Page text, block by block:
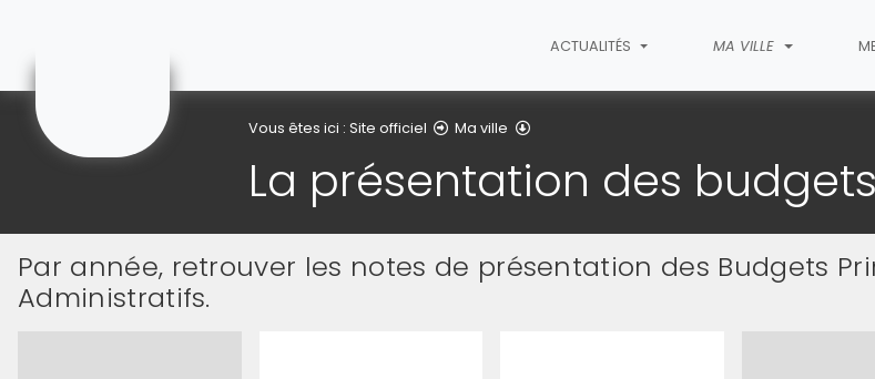
ACTUALITÉS MA VILLE
Vous êtes ici : Site officiel Ma ville
La présentation des budgets
Par année, retrouver les notes de présentation des Budgets
Administratifs.